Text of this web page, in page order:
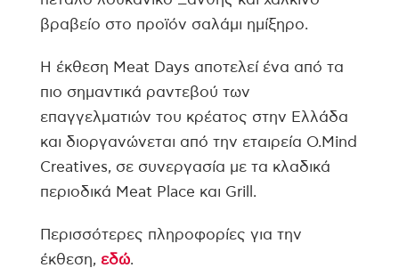
βραβείο στο προϊόν σαλάμι ημίξηρο.
Η έκθεση Meat Days αποτελεί ένα από τα
πιο σημαντικά ραντεβού των
επαγγελματιών του κρέατος στην Ελλάδα
και διοργανώνεται από την εταιρεία O.Mind
Creatives, σε συνεργασία με τα κλαδικά
περιοδικά Meat Place και Grill.
Περισσότερες πληροφορίες για την
έκθεση, εδώ.